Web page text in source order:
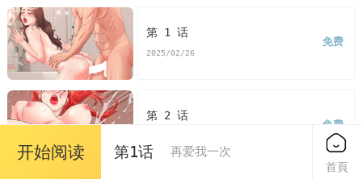
第 1 话
2025/02/26
免费
第 2 话
免费
开始阅读 第1话 再爱我一次
首頁